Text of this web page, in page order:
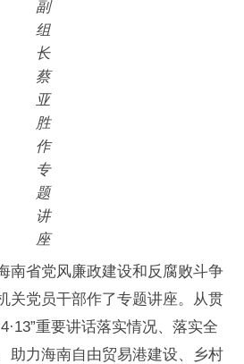
副
组
长
蔡
亚
胜
作
专
题
讲
座
南省党风廉政建设和反腐败斗争
关党员干部作了专题讲座。从贯
重要讲话落实情况、落实全
助力海南自由贸易港建设、乡村